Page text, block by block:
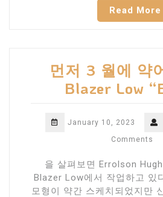
Read More
먼저 3 월에 약
Blazer Low
January 10, 2023
Comments
을 살펴보면 Errolson
Blazer Low에서 작업하고 있
모형이 약간 스케치되었지만